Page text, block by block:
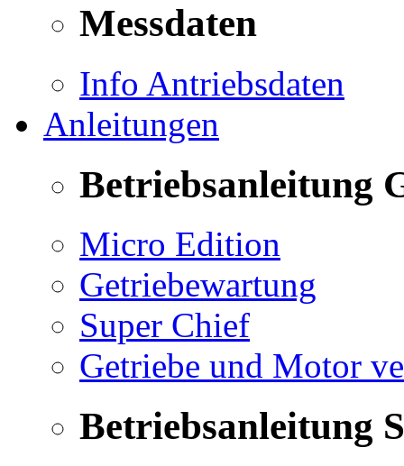
Messdaten
Info Antriebsdaten
Anleitungen
Betriebsanleitung
Micro Edition
Getriebewartung
Super Chief
Getriebe und Motor
Betriebsanleitung